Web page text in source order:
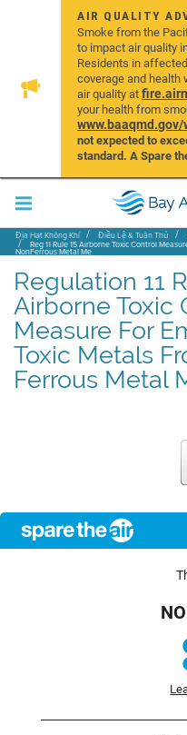
AIR QUALITY
Smoke from the
to impact air quality
Residents in
coverage and health
air quality at
your health from
not expected to
standard. A Spare
Địa Hạt Không Khí Điều Lệ & Tuân Thủ
Reg 11 Rule 15 Airborne Toxic Control
NonFerrous Metal Me
Regulation 11
Airborne Toxic
Measure For
Toxic Metals
Ferrous Metal